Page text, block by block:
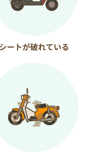
シートが破れている